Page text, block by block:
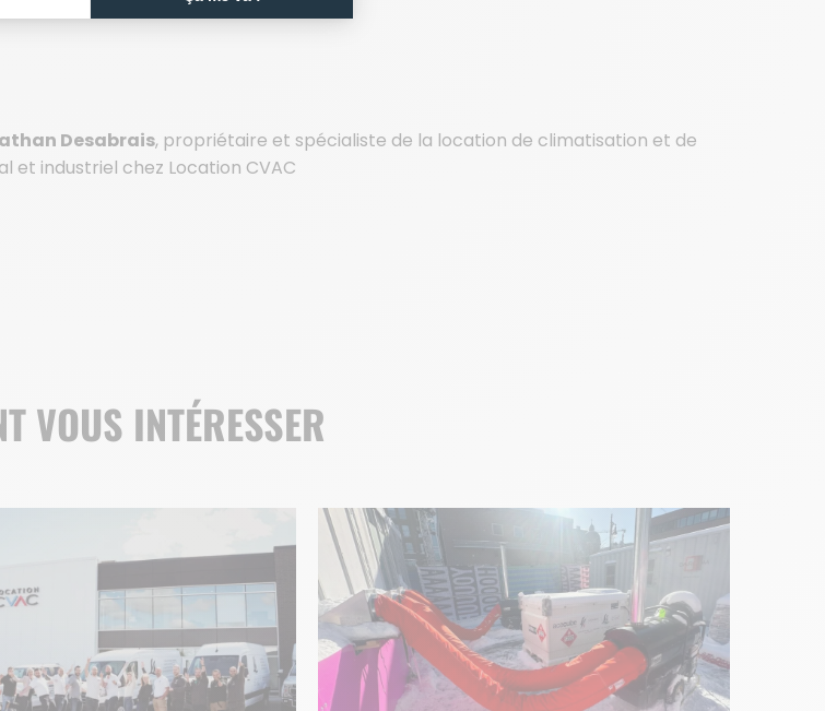
Desabrais, propriétaire et spécialiste de la location de climatisation et de
et industriel chez Location CVAC
VOUS INTÉRESSER